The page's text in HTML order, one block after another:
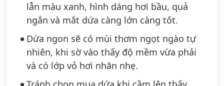
lẫn màu xanh, hình dáng hơi bầu, quả
ngắn và mắt dứa càng lớn càng tốt.
Dứa ngon sẽ có mùi thơm ngọt ngào tự
nhiên, khi sờ vào thấy độ mềm vừa phải
và có lớp vỏ hơi nhăn nhẹ.